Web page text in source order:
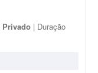
Privado | Duração